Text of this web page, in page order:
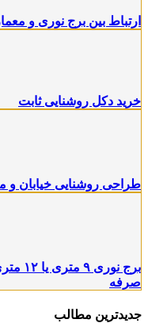
ارتباط بین برج نوری و
خرید دکل روشنایی ثابت
طراحی روشنایی خیابان و
برج
صرفه
جدیدترین مطالب